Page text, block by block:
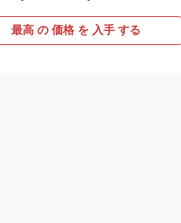
smooth like mirror, can pick up
size below 2um.* It is effectual
最高 の 価格 を 入手 する